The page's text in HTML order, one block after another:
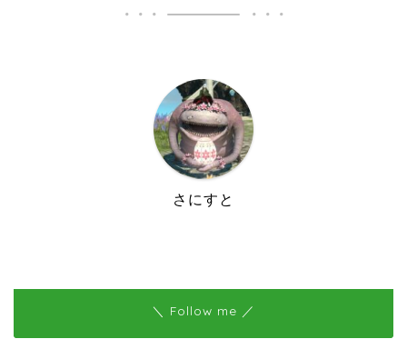
さにすと
＼ Follow me ／